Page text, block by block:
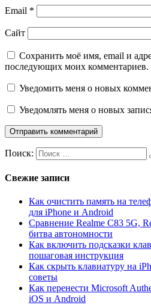
Email *
Сайт
Сохранить моё имя, email и
последующих моих комментариев.
Уведомить меня о новых
Уведомлять меня о новых
Поиск:
Свежие записи
Как очистить память на
для iPhone и Android
Сравнение Realme C83 5G,
битва автономности
Как включить подсказки
пошаговая инструкция
Как скрыть клавиатуру на
советы
Как перенести Microsoft
iOS и Android